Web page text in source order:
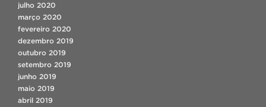
julho 2020
março 2020
fevereiro 2020
dezembro 2019
outubro 2019
setembro 2019
junho 2019
maio 2019
abril 2019